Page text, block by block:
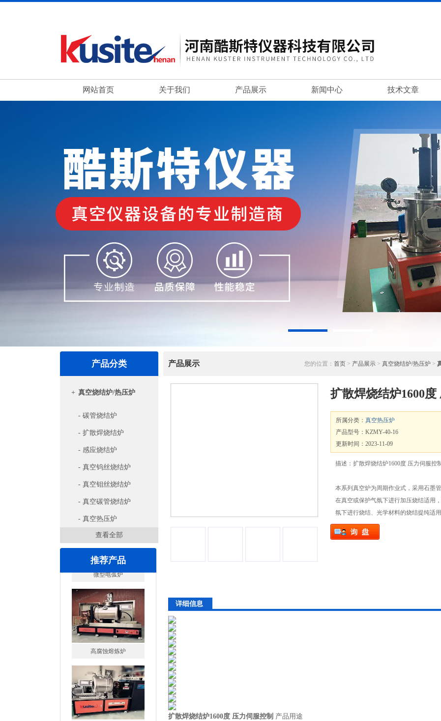
网站首页 关于我们 产品展示 新闻中心 技术文章
产品分类
+ 真空烧结炉/热压炉
- 碳管烧结炉
- 扩散焊烧结炉
- 感应烧结炉
- 真空钨丝烧结炉
- 真空钼丝烧结炉
- 真空碳管烧结炉
- 真空热压炉
查看全部
推荐产品
高腐蚀熔炼炉
一托二真空熔炼炉
产品展示 您的位置： 首页 > 产品展示 > 真空烧结炉/热压炉 >
扩散焊烧结炉1600度
所属分类： 真空热压炉
产品型号：KZMY-40-16
更新时间：2023-11-09
描述：扩散焊烧结炉1600度 压力伺服控
本系列真空炉为周期作业式，采用石墨
在真空或保护气氛下进行加压烧结适用
氛下进行烧结、光学材料的烧结提纯适用
详细信息
扩散焊烧结炉1600度 压力伺服控制 产品用途